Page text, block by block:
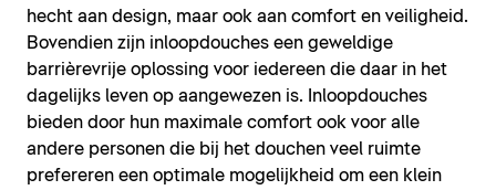
hecht aan design, maar ook aan comfort en veiligheid.
Bovendien zijn inloopdouches een geweldige
barrièrevrije oplossing voor iedereen die daar in het
dagelijks leven op aangewezen is. Inloopdouches
bieden door hun maximale comfort ook voor alle
andere personen die bij het douchen veel ruimte
prefereren een optimale mogelijkheid om een klein